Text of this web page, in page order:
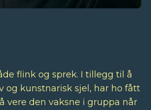
flink og sprek. I tillegg til å
og kunstnarisk sjel, har ho fått
vere den vaksne i gruppa når